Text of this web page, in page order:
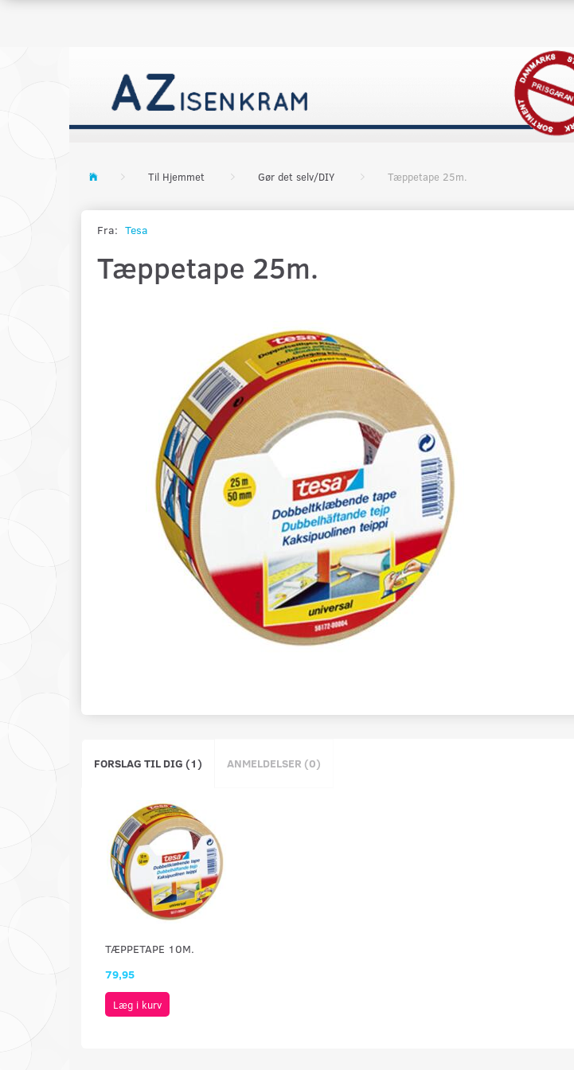
Til Hjemmet Gør det selv/DIY Tæppetape 25m.
Fra: Tesa
Tæppetape 25m.
FORSLAG TIL DIG (1) ANMELDELSER (0)
TÆPPETAPE 10M.
79,95
Læg i kurv